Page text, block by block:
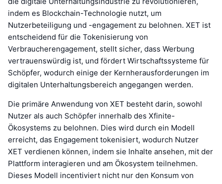
indem es Blockchain-Technologie nutzt, um
Nutzerbeteiligung und -engagement zu belohnen. XET ist
entscheidend für die Tokenisierung von
Verbraucherengagement, stellt sicher, dass Werbung
vertrauenswürdig ist, und fördert Wirtschaftssysteme für
Schöpfer, wodurch einige der Kernherausforderungen im
digitalen Unterhaltungsbereich angegangen werden.
Die primäre Anwendung von XET besteht darin, sowohl
Nutzer als auch Schöpfer innerhalb des Xfinite-
Ökosystems zu belohnen. Dies wird durch ein Modell
erreicht, das Engagement tokenisiert, wodurch Nutzer
XET verdienen können, indem sie Inhalte ansehen, mit der
Plattform interagieren und am Ökosystem teilnehmen.
Dieses Modell incentiviert nicht nur den Konsum von